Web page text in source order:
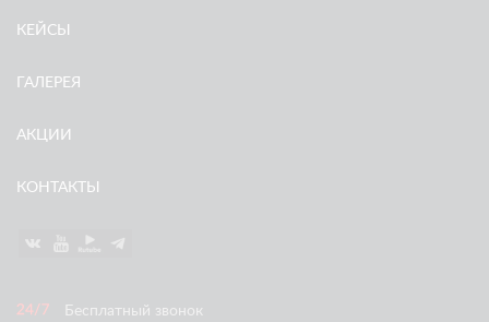
КЕЙСЫ
ГАЛЕРЕЯ
АКЦИИ
КОНТАКТЫ
Бесплатный звонок